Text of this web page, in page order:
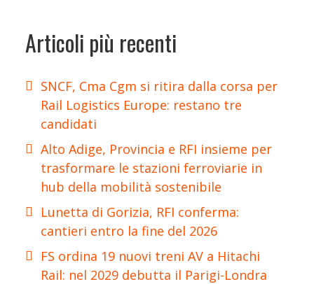
Articoli più recenti
SNCF, Cma Cgm si ritira dalla corsa per
Rail Logistics Europe: restano tre
candidati
Alto Adige, Provincia e RFI insieme per
trasformare le stazioni ferroviarie in
hub della mobilità sostenibile
Lunetta di Gorizia, RFI conferma:
cantieri entro la fine del 2026
FS ordina 19 nuovi treni AV a Hitachi
Rail: nel 2029 debutta il Parigi-Londra